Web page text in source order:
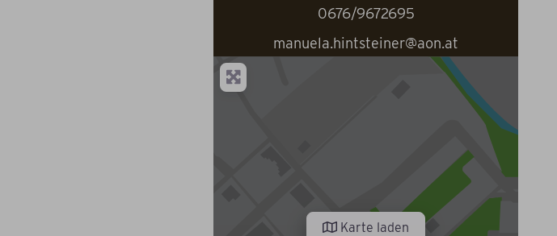
0676/9672695
manuela.hintsteiner@aon.at
Karte laden